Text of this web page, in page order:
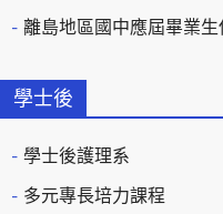
離島地區國中應屆畢業
學士後
學士後護理系
多元專長培力課程